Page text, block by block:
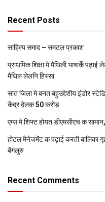
Recent Posts
साहित्य समाद – समटल प्रकाश
प्राथमिक शि‍क्षा मे मैथि‍ली भाषाकेँ
मैथिल लेलनि हिस्सा
सात जिला मे बनत बहुउद्देशीय इंडोर
केंद्र देलक 50 करोड़
एम्स मे शिफ्ट होयत डीएमसीएच क
होटल मैनेजमेंट क पढ़ाई करती बालिका
बेंगलुरु
Recent Comments